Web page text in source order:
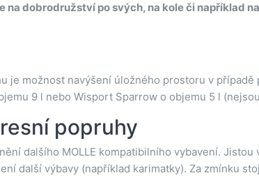
dobrodružství po svých, na kole či například
je možnost navýšení úložného prostoru v
9 l nebo Wisport Sparrow o objemu 5 l
popruhy
dalšího MOLLE kompatibilního vybavení.
další výbavy (například karimatky). Za zmínku